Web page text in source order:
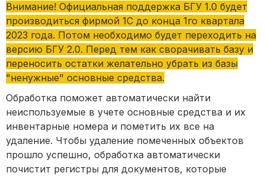
Внимание! Официальная поддержка БГУ 1.0 будет
производиться фирмой 1С до конца 1го квартала
2023 года. Потом необходимо будет переходить на
версию БГУ 2.0. Перед тем как сворачивать базу и
переносить остатки желательно убрать из базы
"ненужные" основные средства.
Обработка поможет автоматически найти
неиспользуемые в учете основные средства и их
инвентарные номера и пометить их все на
удаление. Чтобы удаление помеченных объектов
прошло успешно, обработка автоматически
почистит регистры для документов, которые